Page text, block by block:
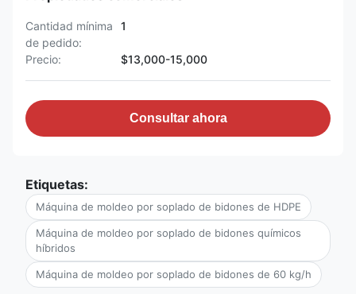
Cantidad mínima
de pedido:
1
Precio: $13,000-15,000
Consultar ahora
Etiquetas:
Máquina de moldeo por soplado de bidones de HDPE
Máquina de moldeo por soplado de bidones químicos
híbridos
Máquina de moldeo por soplado de bidones de 60 kg/h